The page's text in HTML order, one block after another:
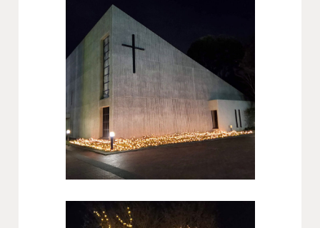
役員一覧
グループ会社
アクセス
協力会社・スタッフ募集